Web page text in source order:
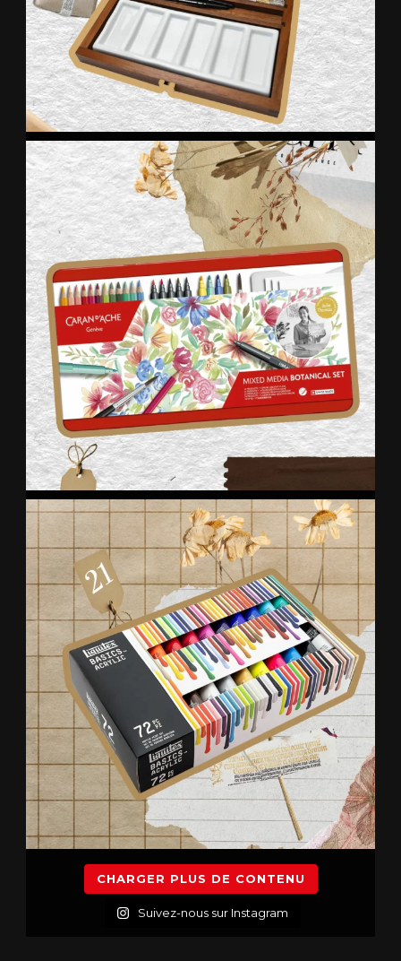
CHARGER PLUS DE CONTENU
Suivez-nous sur Instagram